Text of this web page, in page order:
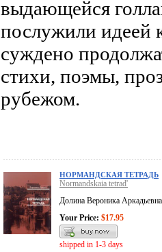
выдающейся
послужили идеей
суждено
стихи, поэмы,
рубежом.
НОРМАНДСКАЯ ТЕТРАДЬ
Normandskaia tetrad'
Долина Вероника Аркадьевна
Your Price: $17.95
shipped in 1-3 days